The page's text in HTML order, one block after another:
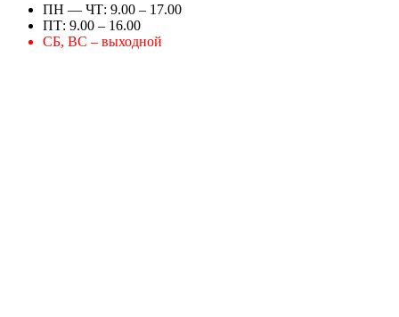
ПН — ЧТ: 9.00 – 17.00
ПТ: 9.00 – 16.00
СБ, ВС – выходной